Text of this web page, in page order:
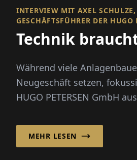
INTERVIEW MIT AXEL SCHULZE,
GESCHÄFTSFÜHRER DER HUGO
Technik
Während viele
Neugeschäft setzen,
HUGO PETERSEN GmbH
MEHR LESEN